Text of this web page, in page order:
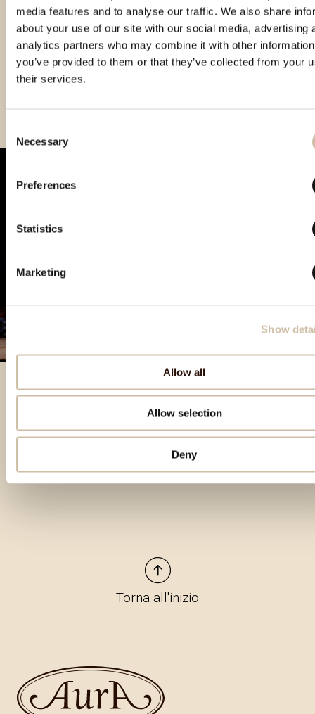
media features and to analyse our traffic. We also share
about your use of our site with our social media, advertising
analytics partners who may combine it with other
you’ve provided to them or that they’ve collected from your
their services.
Selection
Necessary
Preferences
Statistics
Marketing
Show
Allow all
Allow selection
Deny
prodotto
Prodotti in evidenza
Torna all'inizio